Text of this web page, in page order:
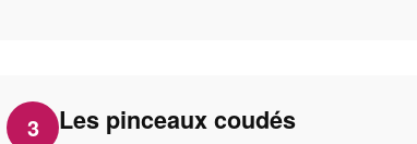
3 Les pinceaux coudés